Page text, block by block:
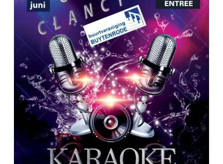
juni
2026